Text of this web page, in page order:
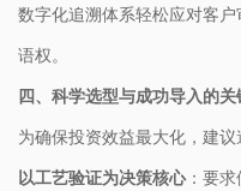
数字化追溯体系轻松应对客
语权。
四、科学选型与成功导入的
为确保投资效益最大化，建议
以工艺验证为决策核心：要